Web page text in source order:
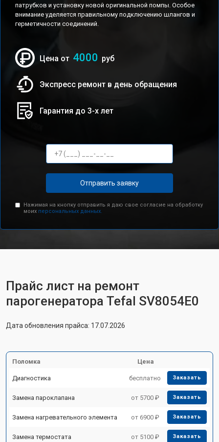
патрубков и установку новой оригинальной помпы. Особое
внимание уделяется правильному подключению шлангов и
герметичности соединений.
Цена от 4000 руб
Экспресс ремонт в день обращения
Гарантия до 3-х лет
Отправить заявку
Нажимая на кнопку отправить я даю свое согласие на обработку
моих персональных данных.
Прайс лист на ремонт
парогенератора Tefal SV8054E0
Дата обновления прайса: 17.07.2026
Поломка Цена
Диагностика бесплатно Заказать
Замена пароклапана от 5700 ₽ Заказать
Замена нагревательного элемента от 6900 ₽ Заказать
Замена термостата от 5100 ₽ Заказать